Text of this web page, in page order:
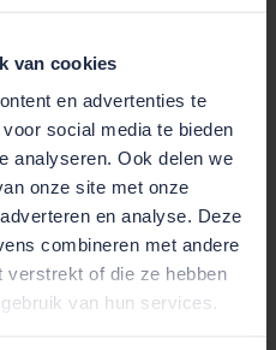
van cookies
en advertenties te
social media te bieden
analyseren. Ook delen we
onze site met onze
en analyse. Deze
combineren met andere
verstrekt of die ze hebben
van hun services.
Hoge Raad verder
Nederlandse
Java als derde-
Mirella Peletier.
in een lopende
van Van der Feltz
verder op weg.